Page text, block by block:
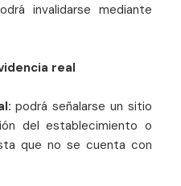
invalidarse mediante
real
podrá señalarse un sitio
del establecimiento o
que no se cuenta con